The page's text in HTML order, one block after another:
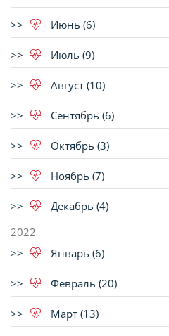
Июнь (6)
Июль (9)
Август (10)
Сентябрь (6)
Октябрь (3)
Ноябрь (7)
Декабрь (4)
2022
Январь (6)
Февраль (20)
Март (13)